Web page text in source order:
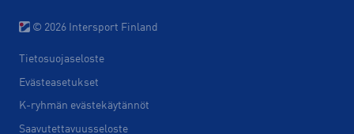
© 2026 Intersport Finland
Tietosuojaseloste
Evästeasetukset
K-ryhmän evästekäytännöt
Saavutettavuusseloste